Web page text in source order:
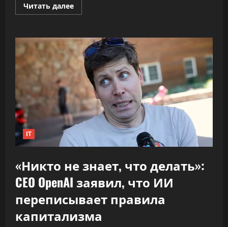
Читать далееПрочитать
больше
что
вклад
компаний-
резидентов
в
экономику
«подошёл
30%»
IT
«Никто не знает, что делать»:
CEO OpenAI заявил, что ИИ
переписывает правила
капитализма